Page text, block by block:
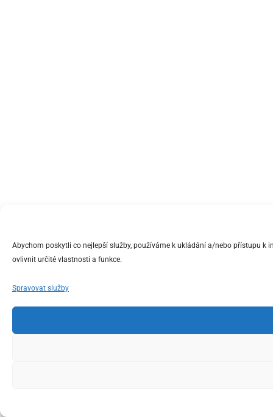
Abychom poskytli co nejlepší služby, používáme k ukládání a/nebo přístupu
ovlivnit určité vlastnosti a funkce.
Spravovat služby